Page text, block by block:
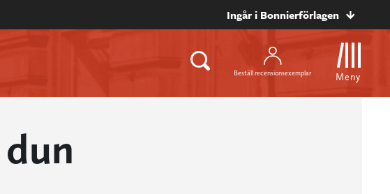
Ingår i Bonnierförlagen
Beställ recensionsexemplar Meny